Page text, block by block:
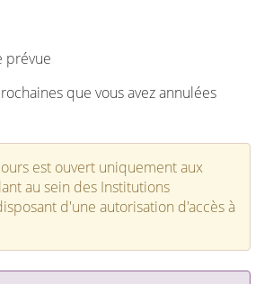
prévue
que vous avez annulées
est ouvert uniquement aux
au sein des Institutions
d'une autorisation d'accès à